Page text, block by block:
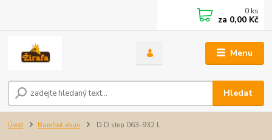
Menu
Hledat
0 ks
za 0,00 Kč
Úvod Barefoot obuv D.D.step 063-932 L